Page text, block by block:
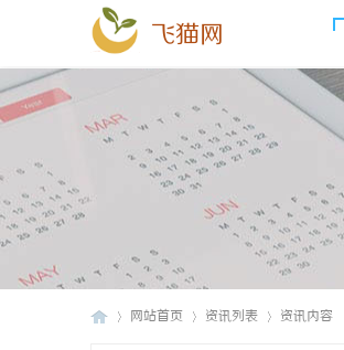
飞猫网
网站首页 资讯列表 资讯内容